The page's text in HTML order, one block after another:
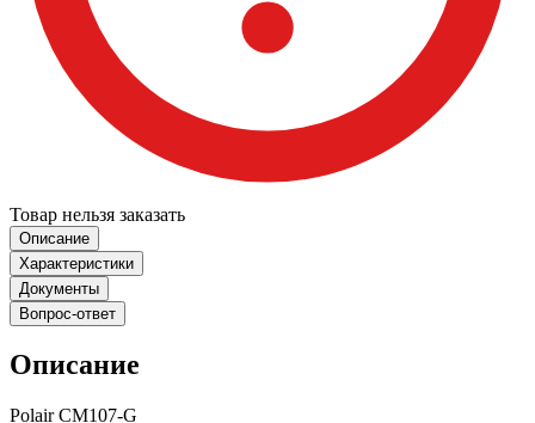
Товар нельзя заказать
Описание
Характеристики
Документы
Вопрос-ответ
Описание
Polair CM107-G